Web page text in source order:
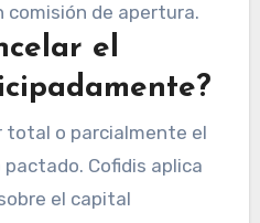
comisión de apertura.
el
total o parcialmente el
Cofidis aplica
el capital